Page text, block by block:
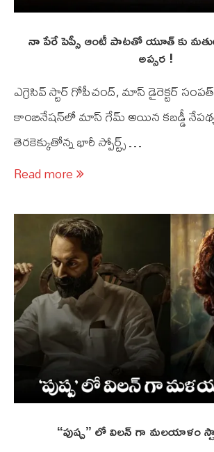
నా పేరే పెప్సీ ఆంటీ పాటతో యూత్ కు
అప్సర !
ఎగ్రెసివ్ స్టార్ గోపీచంద్, మాస్ డైరెక్టర్
కాంబినేష‌న్‌లో మాస్ గేమ్ అయిన క‌బ‌డ్డీ
తెర‌కెక్కుతోన్న భారీ స్పోర్ట్స్ …
Read more
“పుష్ప” లో విలన్ గా మలయాళం